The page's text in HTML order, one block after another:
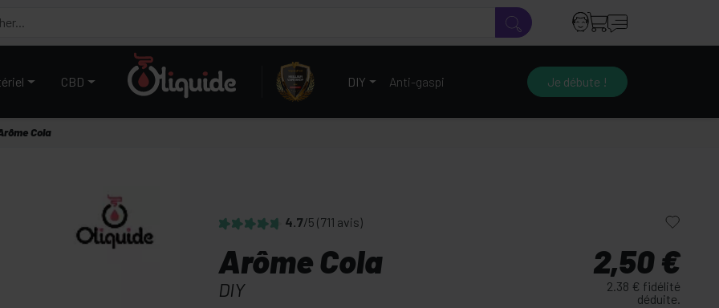
CBD DIY Anti-gaspi Je débute !
Cola
4.7/5 (711 avis)
Arôme Cola
DIY
2,50 €
2.38 € fidélité
déduite.